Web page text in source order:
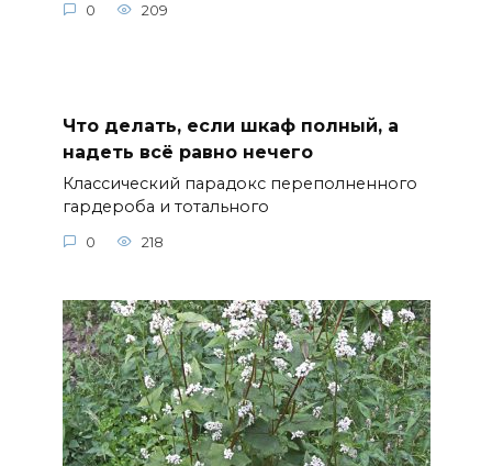
0 209
Что делать, если шкаф полный, а
надеть всё равно нечего
Классический парадокс переполненного
гардероба и тотального
0 218